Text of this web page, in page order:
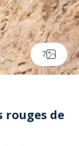
7
rouges de